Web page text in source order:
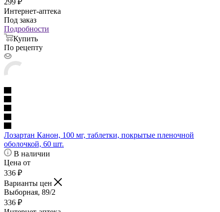
299 ₽
Интернет-аптека
Под заказ
Подробности
Купить
По рецепту
Лозартан Канон, 100 мг, таблетки, покрытые пленочной
оболочкой, 60 шт.
В наличии
Цена от
336 ₽
Варианты цен
Выборная, 89/2
336 ₽